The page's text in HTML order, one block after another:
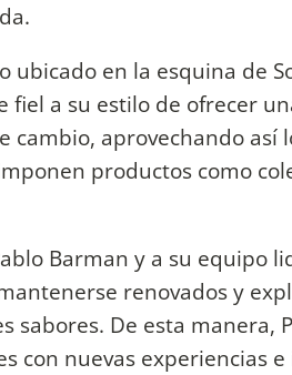
ubicado en la esquina de
fiel a su estilo de ofrecer
cambio, aprovechando así
productos como
Barman y a su equipo
renovados y
sabores. De esta manera,
con nuevas experiencias